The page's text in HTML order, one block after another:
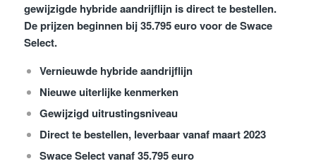
gewijzigde hybride aandrijflijn is direct te bestellen.
De prijzen beginnen bij 35.795 euro voor de Swace
Select.
Vernieuwde hybride aandrijflijn
Nieuwe uiterlijke kenmerken
Gewijzigd uitrustingsniveau
Direct te bestellen, leverbaar vanaf maart 2023
Swace Select vanaf 35.795 euro